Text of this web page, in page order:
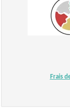
Frais